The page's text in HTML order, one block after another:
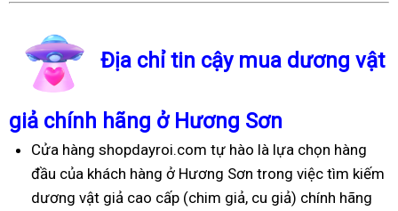
Địa chỉ tin cậy mua dương vật
giả chính hãng ở Hương Sơn
Cửa hàng shopdayroi.com tự hào là lựa chọn hàng
đầu của khách hàng ở Hương Sơn trong việc tìm kiếm
dương vật giả cao cấp (chim giả, cu giả) chính hãng